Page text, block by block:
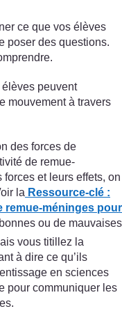
ce que vos élèves
poser des questions.
peuvent
mouvement à travers
des forces de
de remue-
et leurs effets, on
la Ressource-clé :
remue-méninges pour
ou de mauvaises
vous titillez la
à dire ce qu’ils
en sciences
pour communiquer les